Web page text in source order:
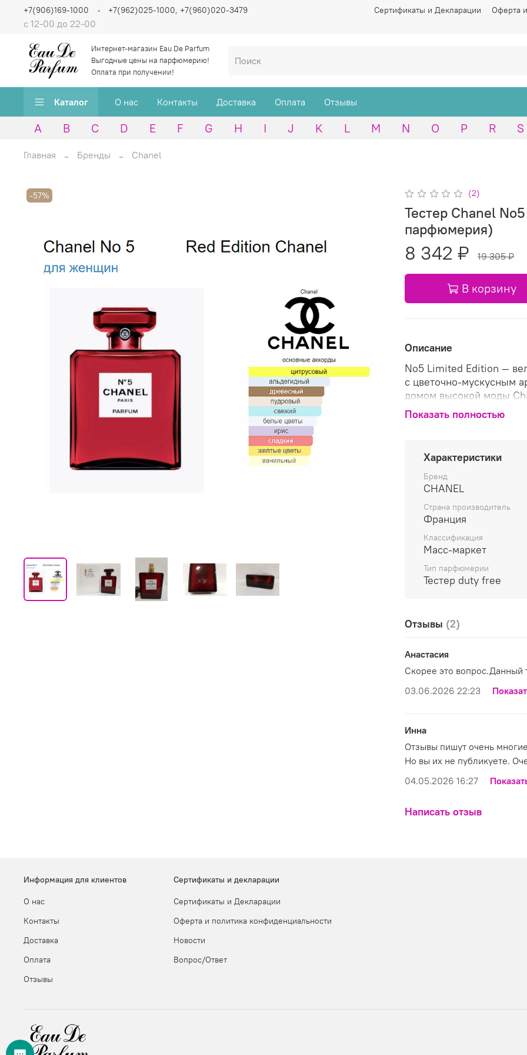
Сертификаты и Декларации Оферта
с 12-00 до 22-00
+7(906)169-1000 +7(962)025-1000, +7(960)020-3479
Интернет-магазин Eau De Parfum
Выгодные цены на парфюмерию!
Оплата при получении!
Каталог О нас Контакты Доставка Оплата Отзывы
A B C D E F G H I J K L M N O P R S
Главная Бренды Chanel
-57% (2)
Тестер Chanel
парфюмерия)
8 342 ₽ 19 305 ₽
В корзину
Описание
No5 Limited Edition —
с цветочно-мускусным
домом высокой моды
аромат — само
стиля Шанель . Он
стеклянный флакон,
софитов, аромат
запахом богатого
нот и чувственностью
роскошную атмосферу
нарядами, украшенные
камнями.
Показать полностью
Характеристики
Бренд
CHANEL
Страна производитель
Франция
Классификация
Масс-маркет
Тип парфюмерии
Тестер duty free
Отзывы (2)
Анастасия
Скорее это вопрос.Данный
03.06.2026 22:23
Инна
Отзывы пишут очень
Но вы их не публикуете.
04.05.2026 16:27
Написать отзыв
Информация для клиентов
О нас
Контакты
Доставка
Оплата
Отзывы
Сертификаты и декларации
Сертификаты и Декларации
Оферта и политика конфиденциальности
Новости
Вопрос/Ответ